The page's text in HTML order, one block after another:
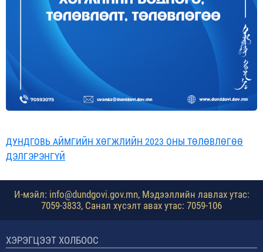
ДУНДГОВЬ АЙМГИЙН ХӨГЖЛИЙН 2023 ОНЫ ТӨЛӨВЛӨГӨӨ
ДЭЛГЭРЭНГҮЙ
И-мэйл: info@dundgovi.gov.mn, Мэдээллийн лавлах утас:
7059-3833, Санал хүсэлт авах утас: 7059-106
ХЭРЭГЦЭЭТ ХОЛБООС